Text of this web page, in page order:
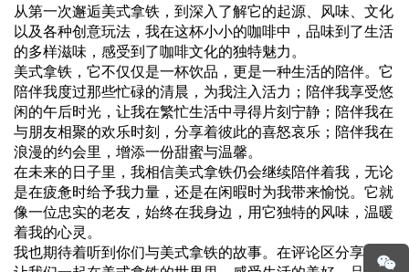
从第一次邂逅美式拿铁，到深入了解它的起源、风味、文化
以及各种创意玩法，我在这杯小小的咖啡中，品味到了生活
的多样滋味，感受到了咖啡文化的独特魅力。
美式拿铁，它不仅仅是一杯饮品，更是一种生活的陪伴。它
陪伴我度过那些忙碌的清晨，为我注入活力；陪伴我享受悠
闲的午后时光，让我在繁忙生活中寻得片刻宁静；陪伴我在
与朋友相聚的欢乐时刻，分享着彼此的喜怒哀乐；陪伴我在
浪漫的约会里，增添一份甜蜜与温馨。
在未来的日子里，我相信美式拿铁仍会继续陪伴着我，无论
是在疲惫时给予我力量，还是在闲暇时为我带来愉悦。它就
像一位忠实的老友，始终在我身边，用它独特的风味，温暖
着我的心灵。
我也期待着听到你们与美式拿铁的故事。在评论区分享吧，